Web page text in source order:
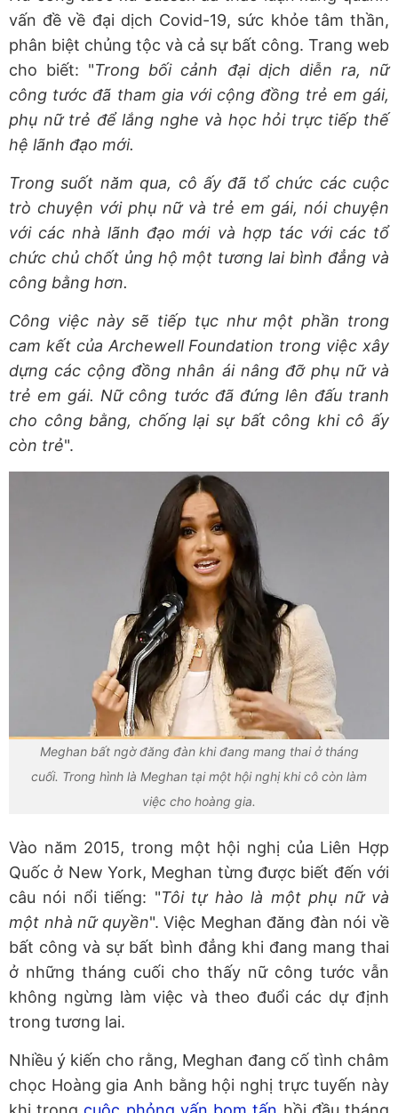
vấn đề về đại dịch Covid-19, sức khỏe tâm thần,
phân biệt chủng tộc và cả sự bất công. Trang web
cho biết: "Trong bối cảnh đại dịch diễn ra, nữ
công tước đã tham gia với cộng đồng trẻ em gái,
phụ nữ trẻ để lắng nghe và học hỏi trực tiếp thế
hệ lãnh đạo mới.
Trong suốt năm qua, cô ấy đã tổ chức các cuộc
trò chuyện với phụ nữ và trẻ em gái, nói chuyện
với các nhà lãnh đạo mới và hợp tác với các tổ
chức chủ chốt ủng hộ một tương lai bình đẳng và
công bằng hơn.
Công việc này sẽ tiếp tục như một phần trong
cam kết của Archewell Foundation trong việc xây
dựng các cộng đồng nhân ái nâng đỡ phụ nữ và
trẻ em gái. Nữ công tước đã đứng lên đấu tranh
cho công bằng, chống lại sự bất công khi cô ấy
còn trẻ".
Meghan bất ngờ đăng đàn khi đang mang thai ở tháng
cuối. Trong hình là Meghan tại một hội nghị khi cô còn làm
việc cho hoàng gia.
Vào năm 2015, trong một hội nghị của Liên Hợp
Quốc ở New York, Meghan từng được biết đến với
câu nói nổi tiếng: "Tôi tự hào là một phụ nữ và
một nhà nữ quyền". Việc Meghan đăng đàn nói về
bất công và sự bất bình đẳng khi đang mang thai
ở những tháng cuối cho thấy nữ công tước vẫn
không ngừng làm việc và theo đuổi các dự định
trong tương lai.
Nhiều ý kiến cho rằng, Meghan đang cố tình châm
chọc Hoàng gia Anh bằng hội nghị trực tuyến này